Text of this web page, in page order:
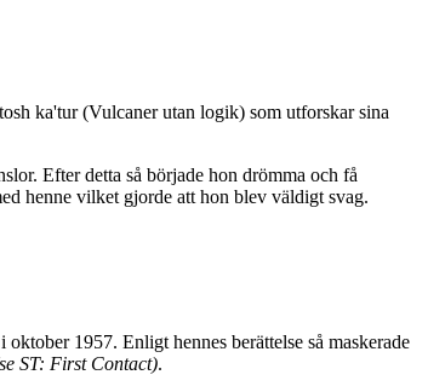
ka'tur (Vulcaner utan logik) som utforskar sina
Efter detta så började hon drömma och få
henne vilket gjorde att hon blev väldigt svag.
1957. Enligt hennes berättelse så maskerade
ST: First Contact).